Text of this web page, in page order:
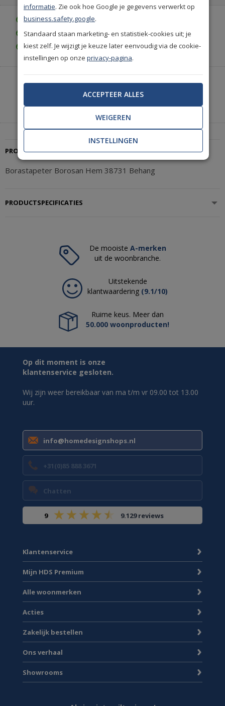
Gratis bezorgd vanaf € 35,-
Achteraf betalen is mogelijk
Gratis achteraf betalen
Heeft u hulp nodig of wilt u telefonisch bestellen?
Neem contact met ons op.
+31(0)85 888 3671 | Start met chatten
PRODUCTBESCHRIJVING
Borastapeter Borosan Hem 38731 Behang
PRODUCTSPECIFICATIES
De mooiste A-merken
uit de woonbranche.
Uitstekende
klantwaardering (9.1/10)
Ruime keus. Meer dan
50.000 woonproducten!
Op dit moment is onze
klantenservice gesloten.
Wij zijn weer bereikbaar van ma t/m vr 09.00 tot 13.00
uur.
info@homedesignshops.nl
+31(0)85 888 3671
Chatten
9 9.129 reviews
Klantenservice
Mijn HDS Premium
Alle woonmerken
Acties
Zakelijk bestellen
Ons verhaal
Showrooms
informatie. Zie ook hoe Google je gegevens verwerkt op
business.safety.google.
Standaard staan marketing- en statistiek-cookies uit; je
kiest zelf. Je wijzigt je keuze later eenvoudig via de cookie-
instellingen op onzeprivacy-pagina.
ACCEPTEER ALLES
WEIGEREN
INSTELLINGEN